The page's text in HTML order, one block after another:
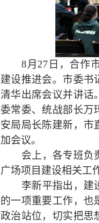
8月27日，合作
建设推进会。市委书
清华出席会议并讲话
委常委、统战部长万
安局局长陈建新，市
加会议。
会上，各专班负
广场项目建设相关工
李新平指出，建
的一项重要工作，也
政治站位，切实把思